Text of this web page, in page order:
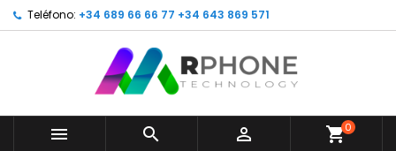
Teléfono: +34 689 66 66 77 +34 643 869 571
   shopping_cart0